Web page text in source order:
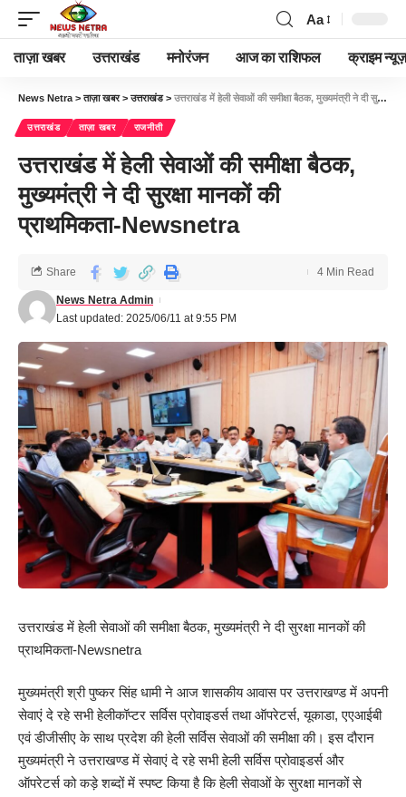
Aa
ताज़ा खबर उत्तराखंड मनोरंजन आज का राशिफल क्राइम न्यूज़
News Netra >ताज़ा खबर>उत्तराखंड> उत्तराखंड में हेली सेवाओं की समीक्षा बैठक, मुख्यमंत्री ने दी सुरक्षा मानकों की प्राथमिकता-Newsnetra
उत्तराखंड ताज़ा खबर राजनीती
उत्तराखंड में हेली सेवाओं की समीक्षा बैठक,
मुख्यमंत्री ने दी सुरक्षा मानकों की
प्राथमिकता-Newsnetra
Last updated: 2025/06/11 at 9:55 PM
News Netra Admin
Share 4 Min Read
उत्तराखंड में हेली सेवाओं की समीक्षा बैठक, मुख्यमंत्री ने दी सुरक्षा मानकों की
प्राथमिकता-Newsnetra
मुख्यमंत्री श्री पुष्कर सिंह धामी ने आज शासकीय आवास पर उत्तराखण्ड में अपनी
सेवाएं दे रहे सभी हेलीकॉप्टर सर्विस प्रोवाइडर्स तथा ऑपरेटर्स, यूकाडा, एएआईबी
एवं डीजीसीए के साथ प्रदेश की हेली सर्विस सेवाओं की समीक्षा की। इस दौरान
मुख्यमंत्री ने उत्तराखण्ड में सेवाएं दे रहे सभी हेली सर्विस प्रोवाइडर्स और
ऑपरेटर्स को कड़े शब्दों में स्पष्ट किया है कि हेली सेवाओं के सुरक्षा मानकों से